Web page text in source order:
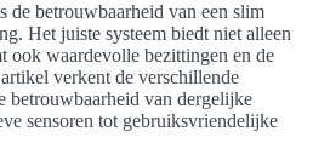
betrouwbaarheid van een slim
Het juiste systeem biedt niet alleen
ook waardevolle bezittingen en de
verkent de verschillende
betrouwbaarheid van dergelijke
sensoren tot gebruiksvriendelijke